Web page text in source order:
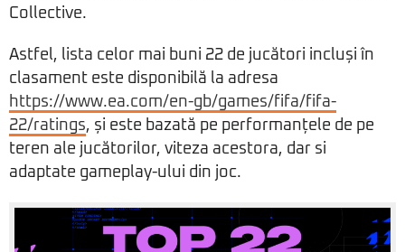
Collective.
Astfel, lista celor mai buni 22 de jucători incluși în
clasament este disponibilă la adresa
https://www.ea.com/en-gb/games/fifa/fifa-
22/ratings, și este bazată pe performanțele de pe
teren ale jucătorilor, viteza acestora, dar si
adaptate gameplay-ului din joc.